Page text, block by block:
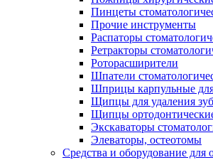
Пинцеты
Прочие инструменты
Распаторы
Ретракторы
Роторасширители
Шпатели
Шприцы карпульные для
Щипцы для удаления
Щипцы
Экскаваторы
Элеваторы, остеотомы
Средства и оборудование для